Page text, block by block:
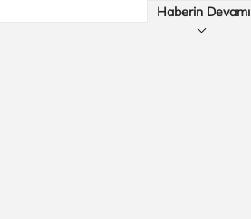
Haberin Devamı